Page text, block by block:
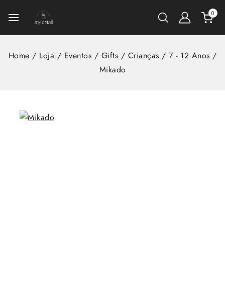
0
Home / Loja / Eventos / Gifts / Crianças / 7 - 12 Anos /
Mikado